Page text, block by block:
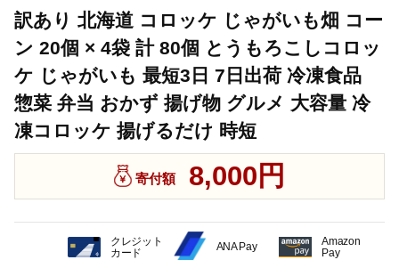
訳あり 北海道 コロッケ じゃがいも畑 コー
ン 20個 × 4袋 計 80個 とうもろこしコロッ
ケ じゃがいも 最短3日 7日出荷 冷凍食品
惣菜 弁当 おかず 揚げ物 グルメ 大容量 冷
凍コロッケ 揚げるだけ 時短
寄付額 8,000円
クレジット
カード
ANA Pay
Amazon
Pay